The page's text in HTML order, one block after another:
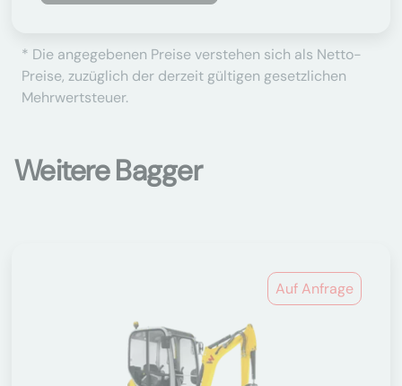
* Die angegebenen Preise verstehen sich als Netto-
Preise, zuzüglich der derzeit gültigen gesetzlichen
Mehrwertsteuer.
Weitere Bagger
Auf Anfrage